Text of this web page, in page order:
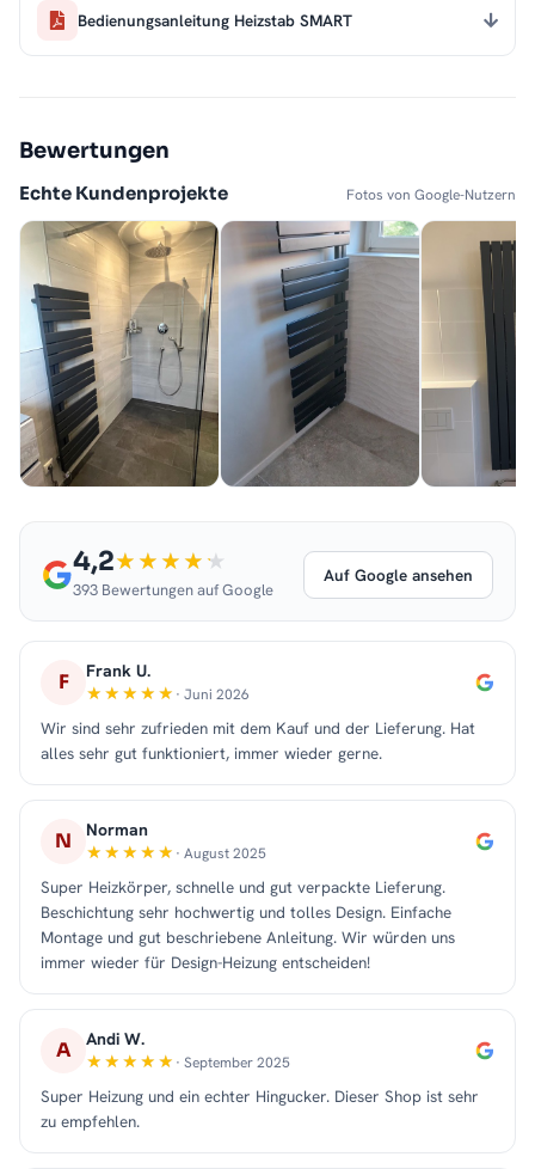
Bedienungsanleitung Heizstab SMART
Bewertungen
Echte Kundenprojekte Fotos von Google-Nutzern
4,2
393 Bewertungen auf Google
Auf Google ansehen
F Frank U.
· Juni 2026
Wir sind sehr zufrieden mit dem Kauf und der Lieferung. Hat
alles sehr gut funktioniert, immer wieder gerne.
N Norman
· August 2025
Super Heizkörper, schnelle und gut verpackte Lieferung.
Beschichtung sehr hochwertig und tolles Design. Einfache
Montage und gut beschriebene Anleitung. Wir würden uns
immer wieder für Design-Heizung entscheiden!
A Andi W.
· September 2025
Super Heizung und ein echter Hingucker. Dieser Shop ist sehr
zu empfehlen.